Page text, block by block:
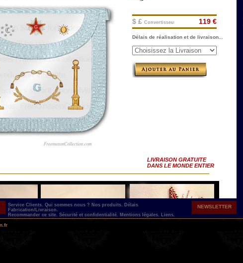
Service Clients. Qui sommes nous ? Nos produits. Délais
Fabrication/Livraison.
Recommander ce site. Sécurité et confidentialité. Mentions légales. Liens.
NEWSLETTER
$ £ Convertisseur.
Délais de réalisation et de livraison...
119 €
LIVRAISON GRATUITE
DANS LE MONDE ENTIER